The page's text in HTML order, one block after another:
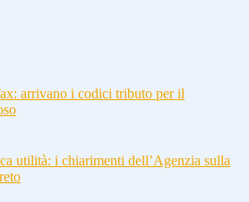
arrivano i codici tributo per il
utilità: i chiarimenti dell’Agenzia sulla